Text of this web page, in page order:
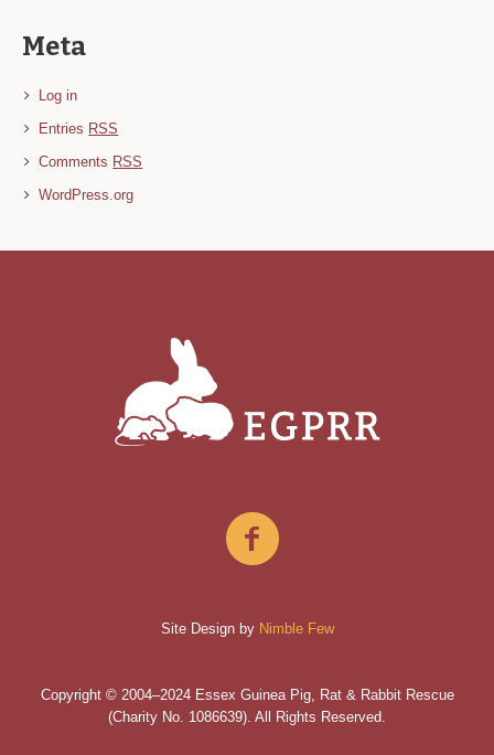
Meta
Log in
Entries RSS
Comments RSS
WordPress.org
Site Design by Nimble Few
Copyright © 2004–2024 Essex Guinea Pig, Rat & Rabbit Rescue
(Charity No. 1086639). All Rights Reserved.